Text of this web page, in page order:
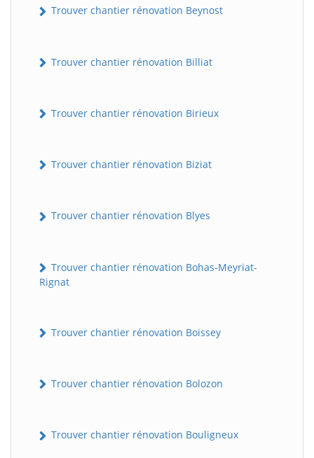
Trouver chantier rénovation Beynost
Trouver chantier rénovation Billiat
Trouver chantier rénovation Birieux
Trouver chantier rénovation Biziat
Trouver chantier rénovation Blyes
Trouver chantier rénovation Bohas-Meyriat-
Rignat
Trouver chantier rénovation Boissey
Trouver chantier rénovation Bolozon
Trouver chantier rénovation Bouligneux